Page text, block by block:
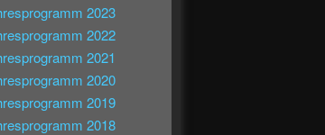
2023
2022
2021
2020
2019
2018